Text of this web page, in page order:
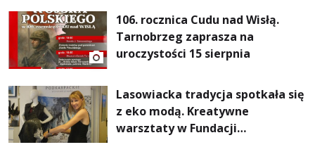
106. rocznica Cudu nad Wisłą.
Tarnobrzeg zaprasza na
uroczystości 15 sierpnia
Lasowiacka tradycja spotkała się
z eko modą. Kreatywne
warsztaty w Fundacji